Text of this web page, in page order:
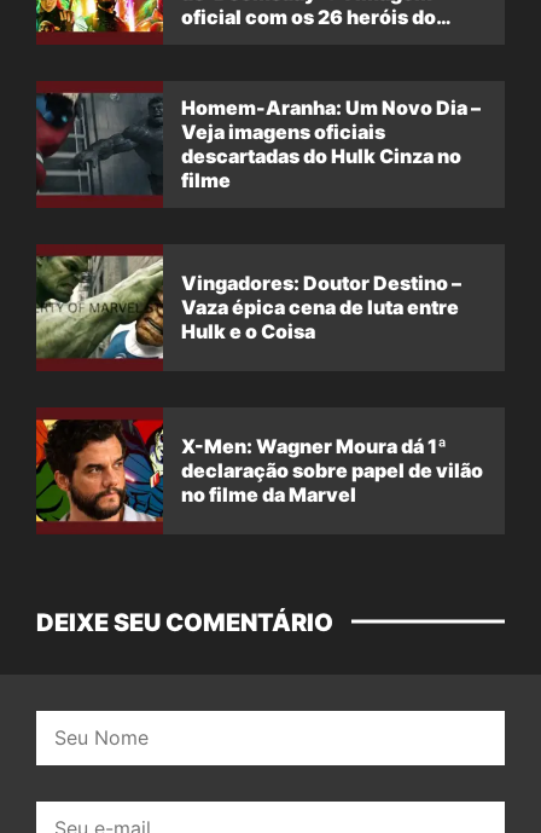
oficial com os 26 heróis do
Homem-Aranha: Um Novo Dia –
Veja imagens oficiais
descartadas do Hulk Cinza no
filme
Vingadores: Doutor Destino –
Vaza épica cena de luta entre
Hulk e o Coisa
X-Men: Wagner Moura dá 1ª
declaração sobre papel de vilão
no filme da Marvel
DEIXE SEU COMENTÁRIO